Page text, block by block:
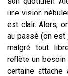
une vision
est clair. Alors,
au passé (on est
malgré tout
reflète un besoin
certaine